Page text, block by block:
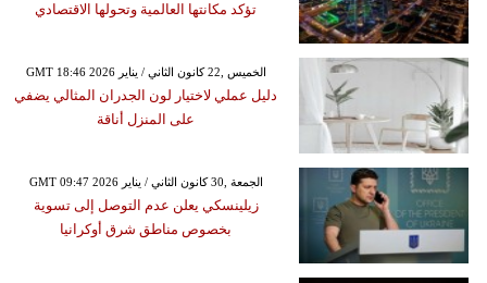
تؤكد مكانتها العالمية وتحولها الاقتصادي
GMT 18:46 2026 الخميس ,22 كانون الثاني / يناير
دليل عملي لاختيار لون الجدران المثالي يضفي
على المنزل أناقة
GMT 09:47 2026 الجمعة ,30 كانون الثاني / يناير
زيلينسكي يعلن عدم التوصل إلى تسوية
بخصوص مناطق شرق أوكرانيا